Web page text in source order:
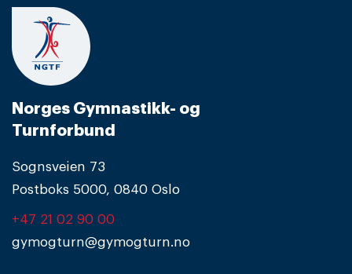
Norges Gymnastikk- og
Turnforbund
Sognsveien 73
Postboks 5000, 0840 Oslo
+47 21 02 90 00
gymogturn@gymogturn.no